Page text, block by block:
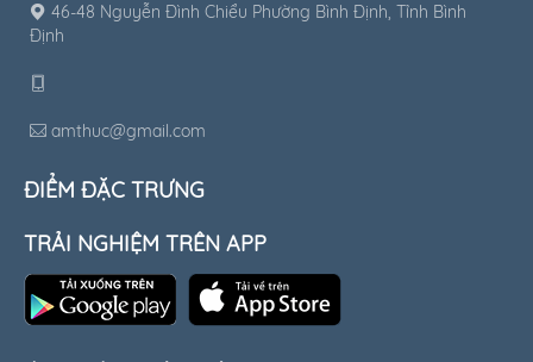
46-48 Nguyễn Đình Chiểu Phường Bình Định, Tỉnh Bình
Định
amthuc@gmail.com
ĐIỂM ĐẶC TRƯNG
TRẢI NGHIỆM TRÊN APP